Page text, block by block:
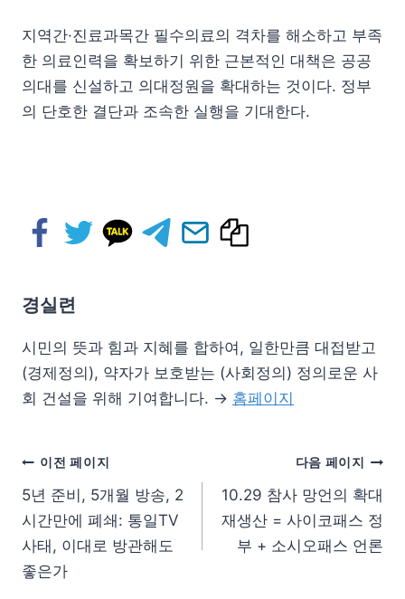
지역간·진료과목간 필수의료의 격차를 해소하고 부족
한 의료인력을 확보하기 위한 근본적인 대책은 공공
의대를 신설하고 의대정원을 확대하는 것이다. 정부
의 단호한 결단과 조속한 실행을 기대한다.
경실련
시민의 뜻과 힘과 지혜를 합하여, 일한만큼 대접받고
(경제정의), 약자가 보호받는 (사회정의) 정의로운 사
회 건설을 위해 기여합니다. → 홈페이지
이전 페이지
5년 준비, 5개월 방송, 2
시간만에 폐쇄: 통일TV
사태, 이대로 방관해도
좋은가
다음 페이지
10.29 참사 망언의 확대
재생산 = 사이코패스 정
부 + 소시오패스 언론